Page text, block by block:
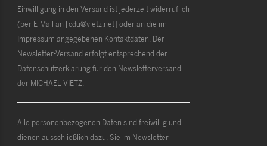
Einwilligung in den Versand ist jederzeit widerruflich
(per E-Mail an [cdu@vietz.net] oder an die im
Impressum angegebenen Kontaktdaten. Der
Newsletter-Versand erfolgt entsprechend der
Datenschutzerklärung für den Newsletterversand
der MICHAEL VIETZ.
Alle personenbezogenen Daten sind freiwillig und
dienen ausschließlich dazu, Sie im Newsletter